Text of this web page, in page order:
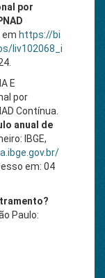
por
em https://bi
liv102068_i
E
por
Contínua.
anual de
IBGE,
em: 04
Paulo: